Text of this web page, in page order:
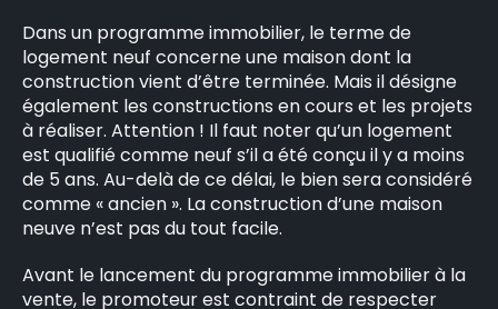
Dans un programme immobilier, le terme de
logement neuf concerne une maison dont la
construction vient d’être terminée. Mais il désigne
également les constructions en cours et les projets
à réaliser. Attention ! Il faut noter qu’un logement
est qualifié comme neuf s’il a été conçu il y a moins
de 5 ans. Au-delà de ce délai, le bien sera considéré
comme « ancien ». La construction d’une maison
neuve n’est pas du tout facile.
Avant le lancement du programme immobilier à la
vente, le promoteur est contraint de respecter